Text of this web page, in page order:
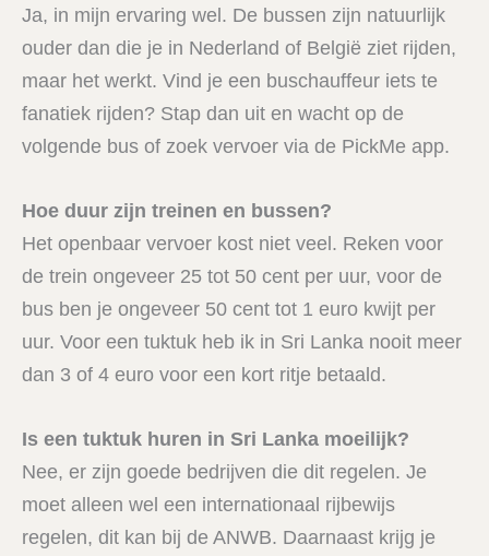
Ja, in mijn ervaring wel. De bussen zijn natuurlijk
ouder dan die je in Nederland of België ziet rijden,
maar het werkt. Vind je een buschauffeur iets te
fanatiek rijden? Stap dan uit en wacht op de
volgende bus of zoek vervoer via de PickMe app.
Hoe duur zijn treinen en bussen?
Het openbaar vervoer kost niet veel. Reken voor
de trein ongeveer 25 tot 50 cent per uur, voor de
bus ben je ongeveer 50 cent tot 1 euro kwijt per
uur. Voor een tuktuk heb ik in Sri Lanka nooit meer
dan 3 of 4 euro voor een kort ritje betaald.
Is een tuktuk huren in Sri Lanka moeilijk?
Nee, er zijn goede bedrijven die dit regelen. Je
moet alleen wel een internationaal rijbewijs
regelen, dit kan bij de ANWB. Daarnaast krijg je